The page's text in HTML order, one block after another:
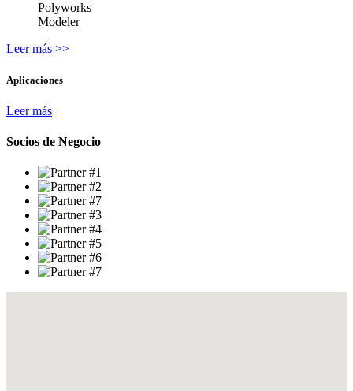
Polyworks
Modeler
Leer más >>
Aplicaciones
Leer más
Socios de Negocio